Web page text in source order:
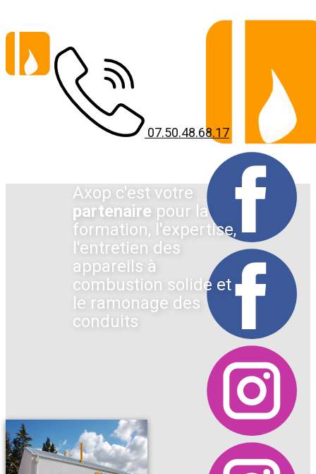
07.50.48.68.17
Axop c'est votre
partenaire pour la
formation, l'expertise,
l'entretien des
appareils à
combustion solide et
le ramonage des
conduits